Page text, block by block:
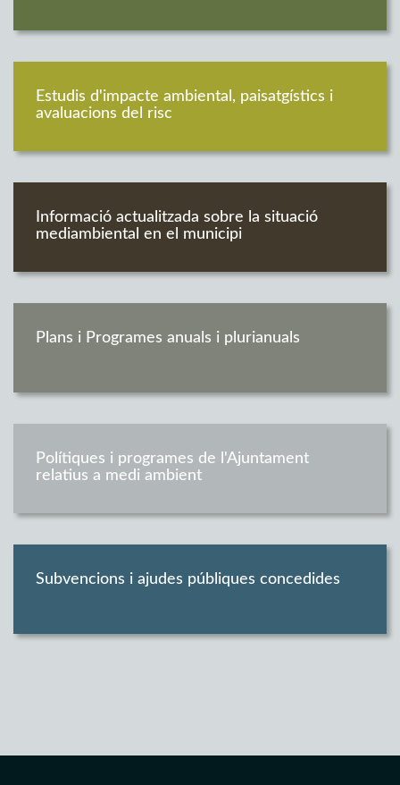
Estudis d'impacte ambiental, paisatgístics i
avaluacions del risc
Informació actualitzada sobre la situació
mediambiental en el municipi
Plans i Programes anuals i plurianuals
Polítiques i programes de l'Ajuntament
relatius a medi ambient
Subvencions i ajudes públiques concedides